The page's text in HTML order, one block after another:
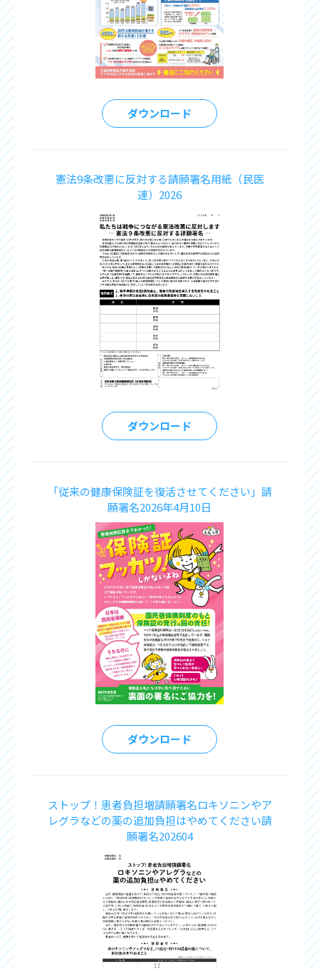
ダウンロード
憲法9条改悪に反対する請願署名用紙（民医
連）2026
ダウンロード
「従来の健康保険証を復活させてください」請
願署名2026年4月10日
ダウンロード
ストップ！患者負担増請願署名ロキソニンやア
レグラなどの薬の追加負担はやめてください請
願署名202604